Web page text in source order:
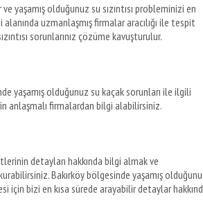
yaşamış olduğunuz su sızıntısı probleminizi en
uzmanlaşmış firmalar aracılığı ile tespit
sorunlarınız çözüme kavuşturulur.
yaşamış olduğunuz su kaçak sorunları ile ilgili
anlaşmalı firmalardan bilgi alabilirsiniz.
detayları hakkında bilgi almak ve
Bakırköy bölgesinde yaşamış
için bizi en kısa sürede arayabilir detaylar